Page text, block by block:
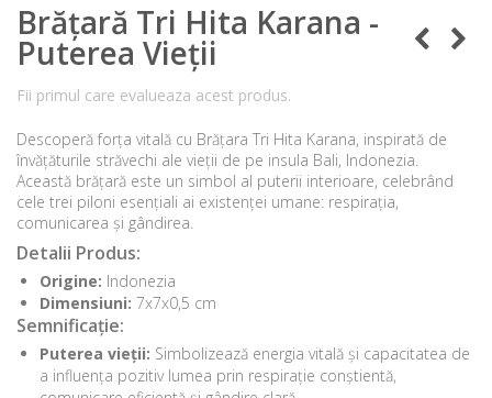
Brățară Tri Hita Karana -
Puterea Vieții
Fii primul care evalueaza acest produs.
Descoperă forța vitală cu Brățara Tri Hita Karana, inspirată de
învățăturile străvechi ale vieții de pe insula Bali, Indonezia.
Această brățară este un simbol al puterii interioare, celebrând
cele trei piloni esențiali ai existenței umane: respirația,
comunicarea și gândirea.
Detalii Produs:
Origine: Indonezia
Dimensiuni: 7x7x0,5 cm
Semnificație:
Puterea vieții: Simbolizează energia vitală și capacitatea de
a influența pozitiv lumea prin respirație conștientă,